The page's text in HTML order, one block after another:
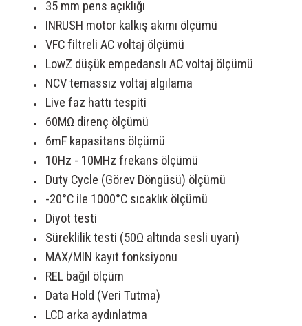
35 mm pens açıklığı
INRUSH motor kalkış akımı ölçümü
VFC filtreli AC voltaj ölçümü
LowZ düşük empedanslı AC voltaj ölçümü
NCV temassız voltaj algılama
Live faz hattı tespiti
60MΩ direnç ölçümü
6mF kapasitans ölçümü
10Hz - 10MHz frekans ölçümü
Duty Cycle (Görev Döngüsü) ölçümü
-20°C ile 1000°C sıcaklık ölçümü
Diyot testi
Süreklilik testi (50Ω altında sesli uyarı)
MAX/MIN kayıt fonksiyonu
REL bağıl ölçüm
Data Hold (Veri Tutma)
LCD arka aydınlatma